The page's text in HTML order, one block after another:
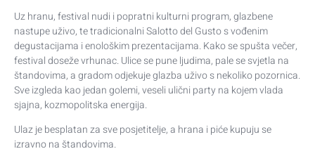
Uz hranu, festival nudi i popratni kulturni program, glazbene
nastupe uživo, te tradicionalni Salotto del Gusto s vođenim
degustacijama i enološkim prezentacijama. Kako se spušta večer,
festival doseže vrhunac. Ulice se pune ljudima, pale se svjetla na
štandovima, a gradom odjekuje glazba uživo s nekoliko pozornica.
Sve izgleda kao jedan golemi, veseli ulični party na kojem vlada
sjajna, kozmopolitska energija.
Ulaz je besplatan za sve posjetitelje, a hrana i piće kupuju se
izravno na štandovima.